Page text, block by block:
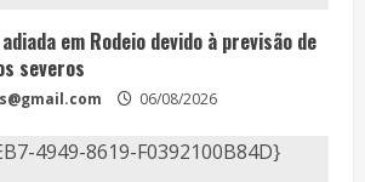
em Rodeio devido à previsão de
severos
06/08/2026